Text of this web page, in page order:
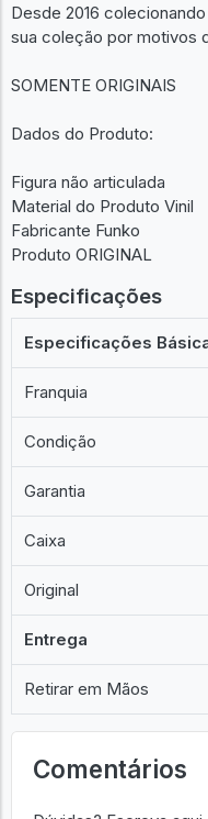
Anuncio do
recentemente minhas
Desde 2016
Dados do Produto:
Figura não articulada
Material do Produto Vinil
Fabricante Funko
Produto ORIGINAL
Especificações
Especificações
Franquia
Condição
Garantia
Caixa
Original
Entrega
Retirar em Mãos